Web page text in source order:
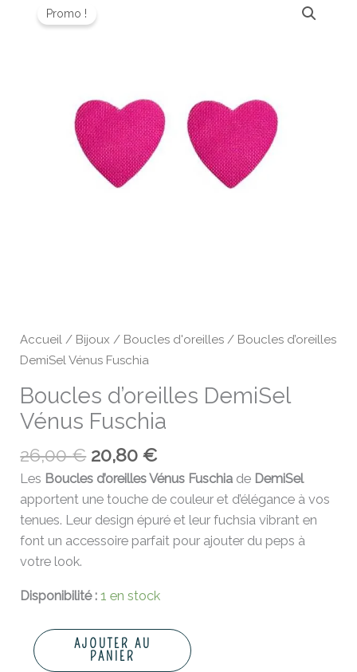
Promo !
Accueil / Bijoux / Boucles d'oreilles / Boucles d’oreilles
DemiSel Vénus Fuschia
Boucles d’oreilles DemiSel
Vénus Fuschia
26,00€
prix
20,80€
Les Boucles d’oreilles Vénus Fuschia de DemiSel
apportent une touche de couleur et d’élégance à vos
tenues. Leur design épuré et leur fuchsia vibrant en
font un accessoire parfait pour ajouter du peps à
votre look.
Disponibilité : 1 en stock
AJOUTER AU
PANIER